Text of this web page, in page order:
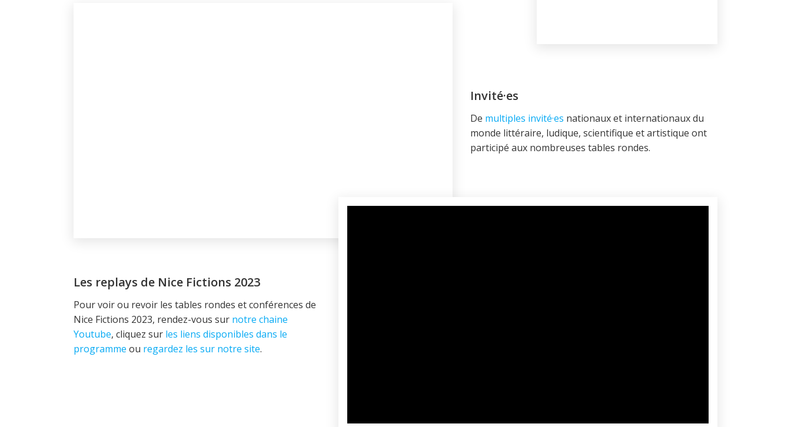
Invité·es
De multiples invité·es nationaux et internationaux du
monde littéraire, ludique, scientifique et artistique ont
participé aux nombreuses tables rondes.
Les replays de Nice Fictions 2023
Pour voir ou revoir les tables rondes et conférences de
Nice Fictions 2023, rendez-vous sur notre chaine
Youtube, cliquez sur les liens disponibles dans le
programme ou regardez les sur notre site.